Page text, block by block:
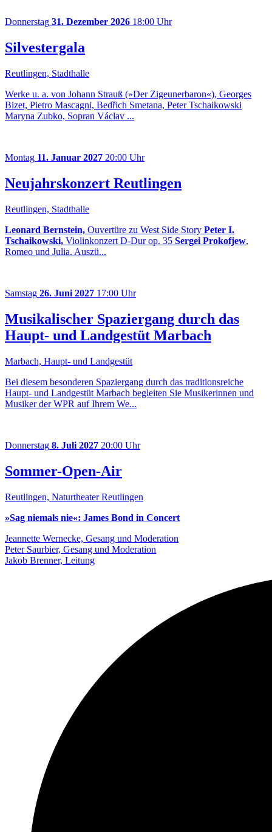
Donnerstag 31. Dezember 2026 18:00 Uhr
Silvestergala
Reutlingen, Stadthalle
Werke u. a. von Johann Strauß (»Der Zigeunerbaron«), Georges
Bizet, Pietro Mascagni, Bedřich Smetana, Peter Tschaikowski
Maryna Zubko, Sopran Václav ...
Montag 11. Januar 2027 20:00 Uhr
Neujahrskonzert Reutlingen
Reutlingen, Stadthalle
Leonard Bernstein, Ouvertüre zu West Side Story Peter I.
Tschaikowski, Violinkonzert D-Dur op. 35 Sergei Prokofjew,
Romeo und Julia. Auszü...
Samstag 26. Juni 2027 17:00 Uhr
Musikalischer Spaziergang durch das
Haupt- und Landgestüt Marbach
Marbach, Haupt- und Landgestüt
Bei diesem besonderen Spaziergang durch das traditionsreiche
Haupt- und Landgestüt Marbach begleiten Sie Musikerinnen und
Musiker der WPR auf Ihrem We...
Donnerstag 8. Juli 2027 20:00 Uhr
Sommer-Open-Air
Reutlingen, Naturtheater Reutlingen
»Sag niemals nie«: James Bond in Concert
Jeannette Wernecke, Gesang und Moderation
Peter Saurbier, Gesang und Moderation
Jakob Brenner, Leitung